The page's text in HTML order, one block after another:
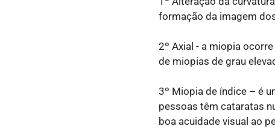
formação da imagem
2º Axial - a miopia
de miopias de grau
3º Miopia de índice – é
pessoas têm cataratas
boa acuidade visual ao